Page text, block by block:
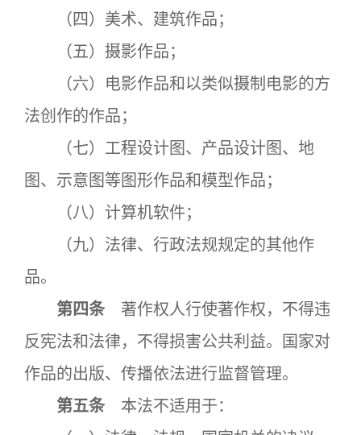
（四）美术、建筑作品；
（五）摄影作品；
（六）电影作品和以类似摄制电影的方
法创作的作品；
（七）工程设计图、产品设计图、地
图、示意图等图形作品和模型作品；
（八）计算机软件；
（九）法律、行政法规规定的其他作
品。
第四条 著作权人行使著作权，不得违
反宪法和法律，不得损害公共利益。国家对
作品的出版、传播依法进行监督管理。
第五条 本法不适用于：